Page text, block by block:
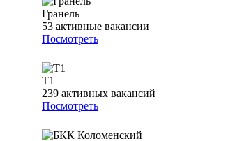
Гранель
53 активные вакансии
Посмотреть
Т1
239 активных вакансий
Посмотреть